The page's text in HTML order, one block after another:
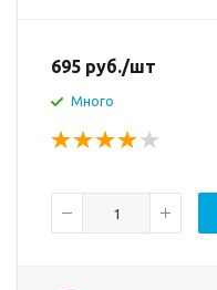
695 руб./шт
Много